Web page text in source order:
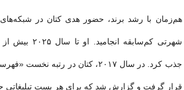
هم‌زمان با رشد برند، حضور هدی کتان در شبکه‌های
جذب کرد. در سال ۲۰۱۷، کتان در رتبه
قرار گرفت و گزارش شد که برای هر پست تبلیغاتی حدود ۱۸ هزار دلار درآمد